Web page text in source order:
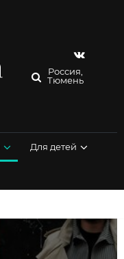
Россия,
Тюмень
Для детей